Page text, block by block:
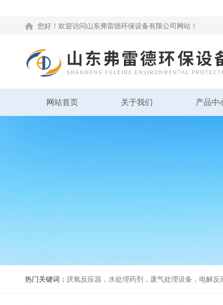
您好！欢迎访问山东弗雷德环保设备有限公司网站！
网站首页 关于我们 产品中
热门关键词： 厌氧反应器，水处理药剂，废气处理设备，电解